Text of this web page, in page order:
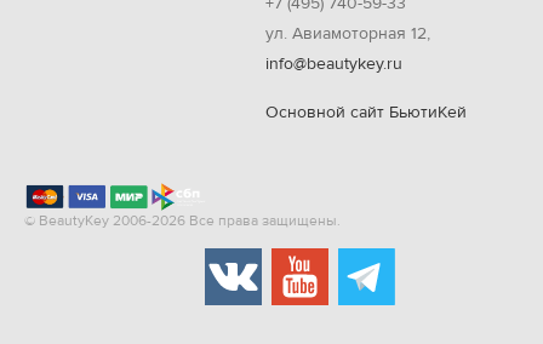
ул. Авиамоторная 12,
info@beautykey.ru
Основной сайт БьютиКей
© BeautyKey 2006-2026 Все права защищены.